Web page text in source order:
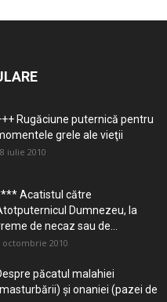
Rugăciune puternică pentru
grele ale vieţii
iulie 2010
Acatistul către
Dumnezeu, la
de necaz sau de...
octombrie 2010
păcatul malahiei
şi onaniei (pazei de